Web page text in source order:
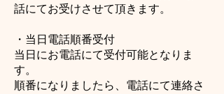
話にてお受けさせて頂きます。
・当日電話順番受付
当日にお電話にて受付可能となりま
す。
順番になりましたら、電話にて連絡さ